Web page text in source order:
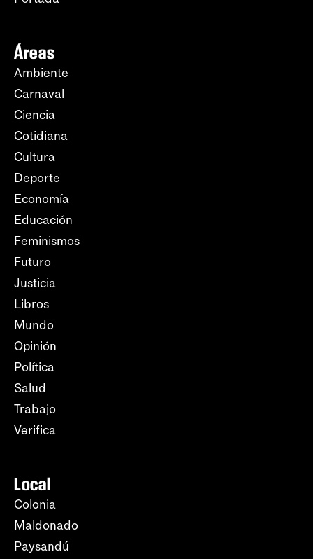
Áreas
Ambiente
Carnaval
Ciencia
Cotidiana
Cultura
Deporte
Economía
Educación
Feminismos
Futuro
Justicia
Libros
Mundo
Opinión
Política
Salud
Trabajo
Verifica
Local
Colonia
Maldonado
Paysandú